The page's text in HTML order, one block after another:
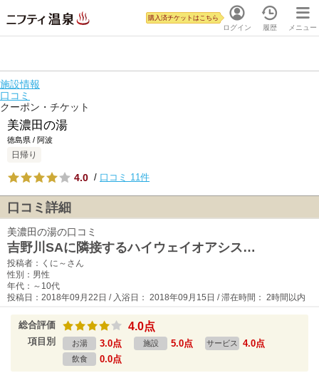
ログイン
購入済チケットはこちら
履歴 メニュー
施設情報
口コミ
クーポン・チケット
美濃田の湯
徳島県 / 阿波
日帰り
4.0 / 口コミ 11件
口コミ詳細
美濃田の湯の口コミ
吉野川SAに隣接するハイウェイオアシス…
投稿者：くに～さん
性別：男性
年代：～10代
投稿日：2018年09月22日 / 入浴日： 2018年09月15日 / 滞在時間： 2時間以内
総合評価 4.0点
項目別 お湯 3.0点 施設 5.0点 サービス 4.0点
飲食 0.0点